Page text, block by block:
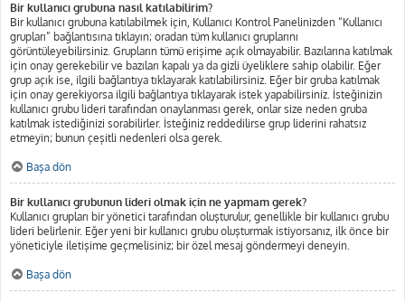
Bir kullanıcı grubuna nasıl katılabilirim?
Bir kullanıcı grubuna katılabilmek için, Kullanıcı Kontrol Panelinizden “Kullanıcı
grupları” bağlantısına tıklayın; oradan tüm kullanıcı gruplarını
görüntüleyebilirsiniz. Grupların tümü erişime açık olmayabilir. Bazılarına katılmak
için onay gerekebilir ve bazıları kapalı ya da gizli üyeliklere sahip olabilir. Eğer
grup açık ise, ilgili bağlantıya tıklayarak katılabilirsiniz. Eğer bir gruba katılmak
için onay gerekiyorsa ilgili bağlantıya tıklayarak istek yapabilirsiniz. İsteğinizin
kullanıcı grubu lideri tarafından onaylanması gerek, onlar size neden gruba
katılmak istediğinizi sorabilirler. İsteğiniz reddedilirse grup liderini rahatsız
etmeyin; bunun çeşitli nedenleri olsa gerek.
Başa dön
Bir kullanıcı grubunun lideri olmak için ne yapmam gerek?
Kullanıcı grupları bir yönetici tarafından oluşturulur, genellikle bir kullanıcı grubu
lideri belirlenir. Eğer yeni bir kullanıcı grubu oluşturmak istiyorsanız, ilk önce bir
yöneticiyle iletişime geçmelisiniz; bir özel mesaj göndermeyi deneyin.
Başa dön